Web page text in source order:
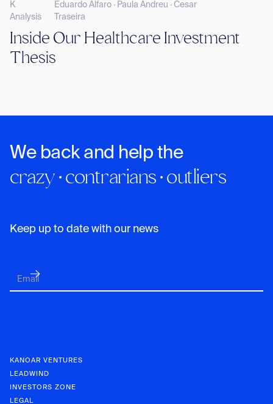
K
Analysis
Eduardo Alfaro · Paula Andreu · Cesar
Traseira
Inside Our Healthcare Investment
Thesis
We back and help the
crazy · contrarians · outliers
Keep up to date with our news
KANOAR VENTURES
LEADWIND
INVESTORS ZONE
LEGAL